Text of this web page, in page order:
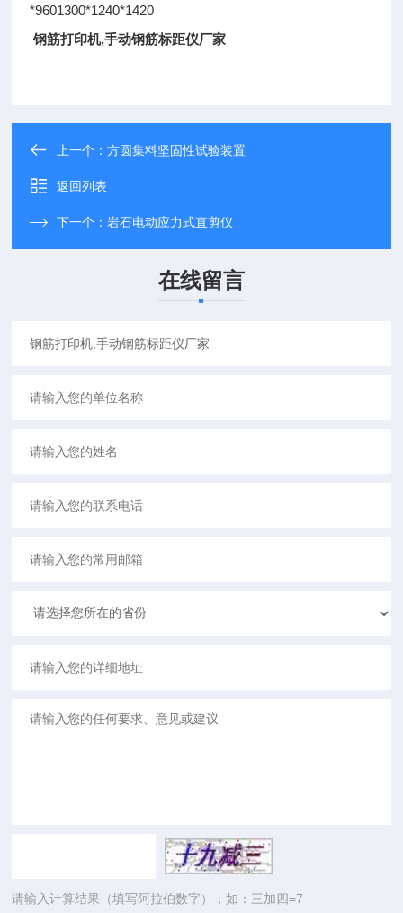
*9601300*1240*1420
钢筋打印机,手动钢筋标距仪厂家
上一个：方圆集料坚固性试验装置
返回列表
下一个：岩石电动应力式直剪仪
在线留言
请输入计算结果（填写阿拉伯数字），如：三加四=7